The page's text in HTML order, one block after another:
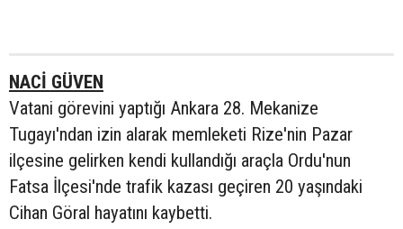
NACİ GÜVEN
Vatani görevini yaptığı Ankara 28. Mekanize
Tugayı'ndan izin alarak memleketi Rize'nin Pazar
ilçesine gelirken kendi kullandığı araçla Ordu'nun
Fatsa İlçesi'nde trafik kazası geçiren 20 yaşındaki
Cihan Göral hayatını kaybetti.